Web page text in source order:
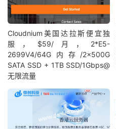
Cloudnium美国达拉斯便宜独
服，$59/月，2*E5-
2699V4/64G内存/2×500G
SATA SSD + 1TB SSD/1Gbps@
无限流量